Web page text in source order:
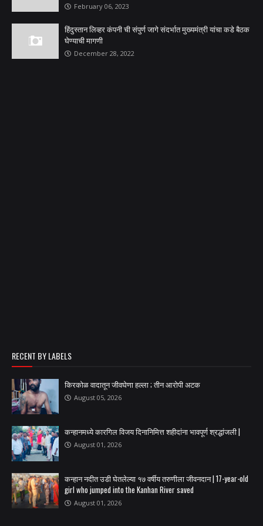
February 06, 2023
हिंदुस्तान लिव्हर कंपनी ची संपुर्ण जागे संदर्भात मुख्यमंत्री यांचा कडे बैठक
घेण्याची मागणी
December 28, 2022
RECENT BY LABELS
किरकोळ वादातून जीवघेणा हल्ला ; तीन आरोपी अटक
August 05, 2026
कन्हानमध्ये कारगिल विजय दिनानिमित्त शहीदांना भावपूर्ण श्रद्धांजली |
August 01, 2026
कन्हान नदीत उडी घेतलेल्या १७ वर्षीय तरुणीला जीवनदान | 17-year-old
girl who jumped into the Kanhan River saved
August 01, 2026